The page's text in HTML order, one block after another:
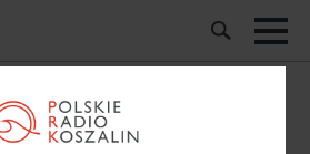
i profanacji w kościele.
policji